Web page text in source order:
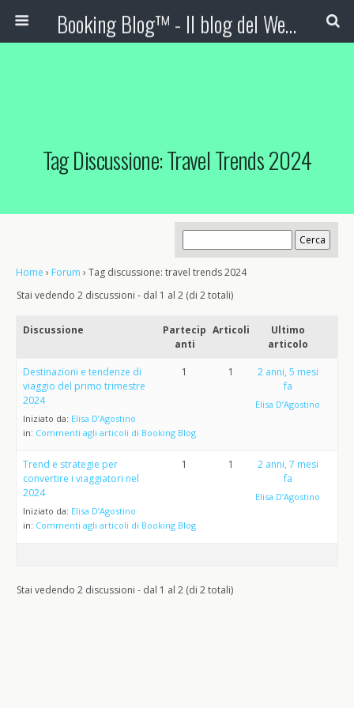
Booking Blog™ - Il blog del Web Marketing Turistico
Tag Discussione: Travel Trends 2024
Home › Forum › Tag discussione: travel trends 2024
Stai vedendo 2 discussioni - dal 1 al 2 (di 2 totali)
Discussione
Partecip
anti
Articoli
Ultimo
articolo
Destinazioni e tendenze di
viaggio del primo trimestre
2024
Iniziato da: Elisa D’Agostino
in: Commenti agli articoli di Booking Blog
1 1
2 anni, 5 mesi
fa
Elisa D’Agostino
Trend e strategie per
convertire i viaggiatori nel
2024
Iniziato da: Elisa D’Agostino
in: Commenti agli articoli di Booking Blog
1 1
2 anni, 7 mesi
fa
Elisa D’Agostino
Stai vedendo 2 discussioni - dal 1 al 2 (di 2 totali)